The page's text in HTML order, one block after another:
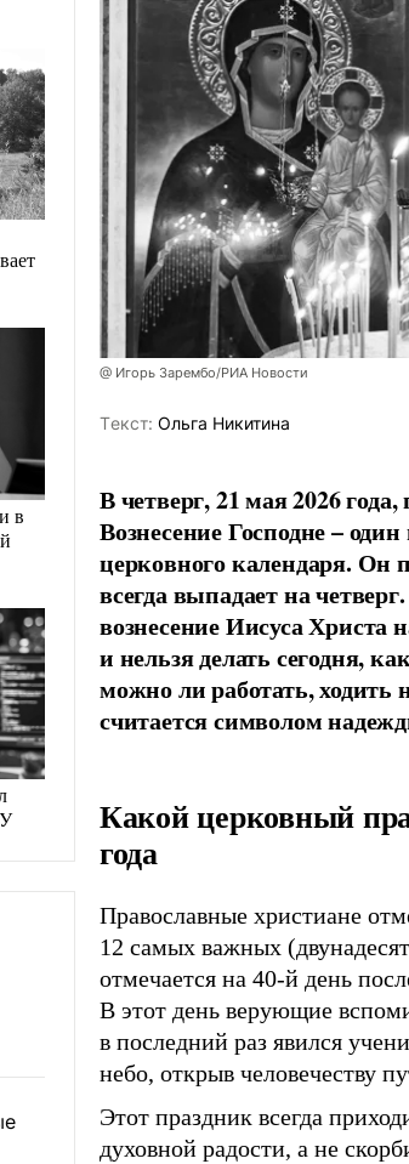
в
@ Игорь Зарембо/РИА Новости
Tекст: Ольга Никитина
В четверг, 21 мая 2026
Вознесение Господне –
церковного календаря. Он
всегда выпадает на
вознесение Иисуса Христа
и нельзя делать сегодня,
можно ли работать,
считается символом
Какой церковный
года
Православные христиане
12 самых важных
отмечается на 40-й день
В этот день верующие
в последний раз явился
небо, открыв человечеству
Этот праздник всегда
духовной радости, а не